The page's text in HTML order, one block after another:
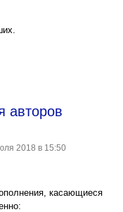
авторов
2018 в 15:50
касающиеся